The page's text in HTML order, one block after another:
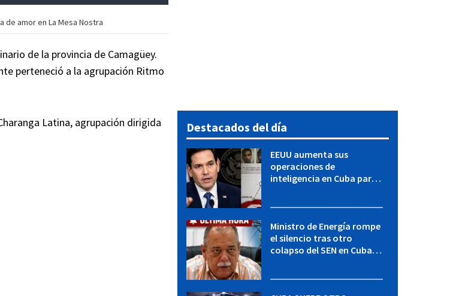
de amor en La Mesa Nostra
de la provincia de Camagüey.
perteneció a la agrupación Ritmo
Latina, agrupación dirigida
Destacados del día
EEUU aumenta sus
operaciones de
inteligencia en Cuba para
Ministro de Energía rompe
el silencio tras otro
colapso del SEN en Cuba: